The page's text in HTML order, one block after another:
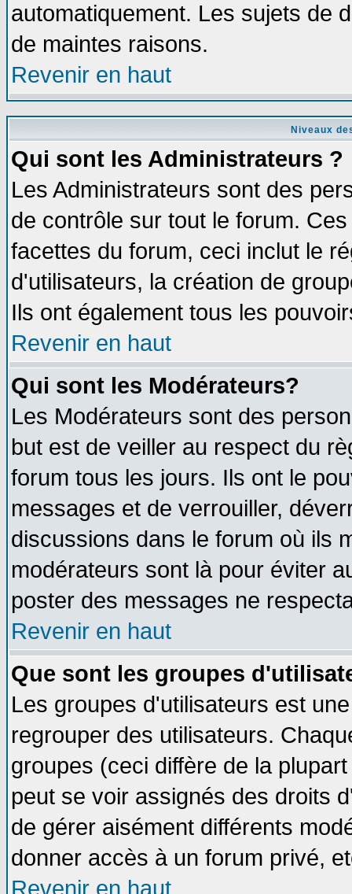
automatiquement. Les sujets de
de maintes raisons.
Revenir en haut
Niveaux
Qui sont les Administrateurs ?
Les Administrateurs sont des
de contrôle sur tout le forum.
facettes du forum, ceci inclut le
d'utilisateurs, la création de
Ils ont également tous les
Revenir en haut
Qui sont les Modérateurs?
Les Modérateurs sont des
but est de veiller au respect du
forum tous les jours. Ils ont le
messages et de verrouiller,
discussions dans le forum où ils
modérateurs sont là pour éviter
poster des messages ne
Revenir en haut
Que sont les groupes
Les groupes d'utilisateurs est
regrouper des utilisateurs.
groupes (ceci diffère de la
peut se voir assignés des droits
de gérer aisément différents
donner accès à un forum privé,
Revenir en haut